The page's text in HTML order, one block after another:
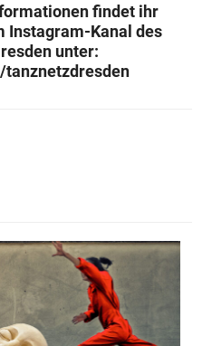
findet ihr
Instagram-Kanal des
unter: